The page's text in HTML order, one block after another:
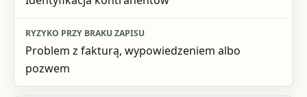
Problem z fakturą, wypowiedzeniem albo
pozwem